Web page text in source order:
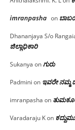
imranpasha on
Dhananjaya S/o
ಜಿಲ್ಲಾಧಿಕಾರಿ
Sukanya onಗುರು
Padmini on ಇವರೇ ನಮ್ಮ
imranpasha on
Varadaraju Kon